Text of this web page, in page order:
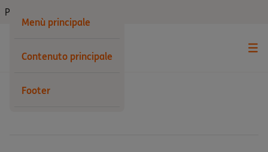
Menù principale
Contenuto principale
Footer
Privati